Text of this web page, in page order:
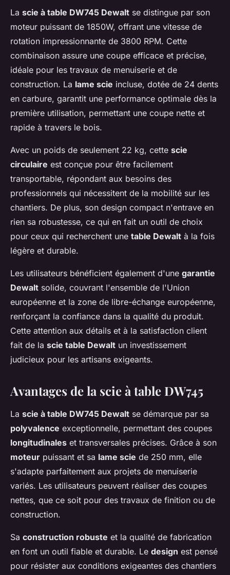
La scie à table DW745 Dewalt se distingue par son
moteur puissant de 1850W, offrant une vitesse de
rotation impressionnante de 3800 RPM. Cette
combinaison assure une coupe efficace et précise,
idéale pour les travaux de menuiserie et de
construction. La lame scie incluse, dotée de 24 dents
en carbure, garantit une performance optimale dès la
première utilisation, permettant une coupe nette et
rapide à travers le bois.
Avec un poids de seulement 22 kg, cette scie
circulaire est conçue pour être facilement
transportable, répondant aux besoins des
professionnels qui nécessitent de la mobilité sur les
chantiers. De plus, son design compact n'entrave en
rien sa robustesse, ce qui en fait un outil de choix
pour ceux qui recherchent une table Dewalt à la fois
légère et durable.
Les utilisateurs bénéficient également d'une garantie
Dewalt solide, couvrant l'ensemble de l'Union
européenne et la zone de libre-échange européenne,
renforçant la confiance dans la qualité du produit.
Cette attention aux détails et à la satisfaction client
fait de la scie table Dewalt un investissement
judicieux pour les artisans exigeants.
Avantages de la scie à table DW745
La scie à table DW745 Dewalt se démarque par sa
polyvalence exceptionnelle, permettant des coupes
longitudinales et transversales précises. Grâce à son
moteur puissant et sa lame scie de 250 mm, elle
s'adapte parfaitement aux projets de menuiserie
variés. Les utilisateurs peuvent réaliser des coupes
nettes, que ce soit pour des travaux de finition ou de
construction.
Sa construction robuste et la qualité de fabrication
en font un outil fiable et durable. Le design est pensé
pour résister aux conditions exigeantes des chantiers